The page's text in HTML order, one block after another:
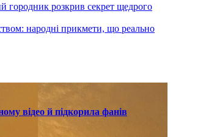
городник розкрив секрет щедрого
народні прикмети, що реально
відео й підкорила фанів